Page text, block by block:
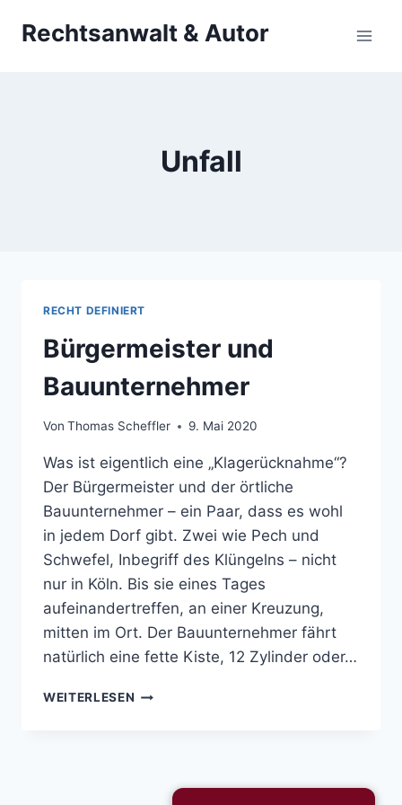
InhaltRechtsanwalt & Autor
Unfall
RECHT DEFINIERT
Bürgermeister und
Bauunternehmer
Von Thomas Scheffler 9. Mai 2020
Was ist eigentlich eine „Klagerücknahme“?
Der Bürgermeister und der örtliche
Bauunternehmer – ein Paar, dass es wohl
in jedem Dorf gibt. Zwei wie Pech und
Schwefel, Inbegriff des Klüngelns – nicht
nur in Köln. Bis sie eines Tages
aufeinandertreffen, an einer Kreuzung,
mitten im Ort. Der Bauunternehmer fährt
natürlich eine fette Kiste, 12 Zylinder oder…
WEITERLESEN BÜRGERMEISTER